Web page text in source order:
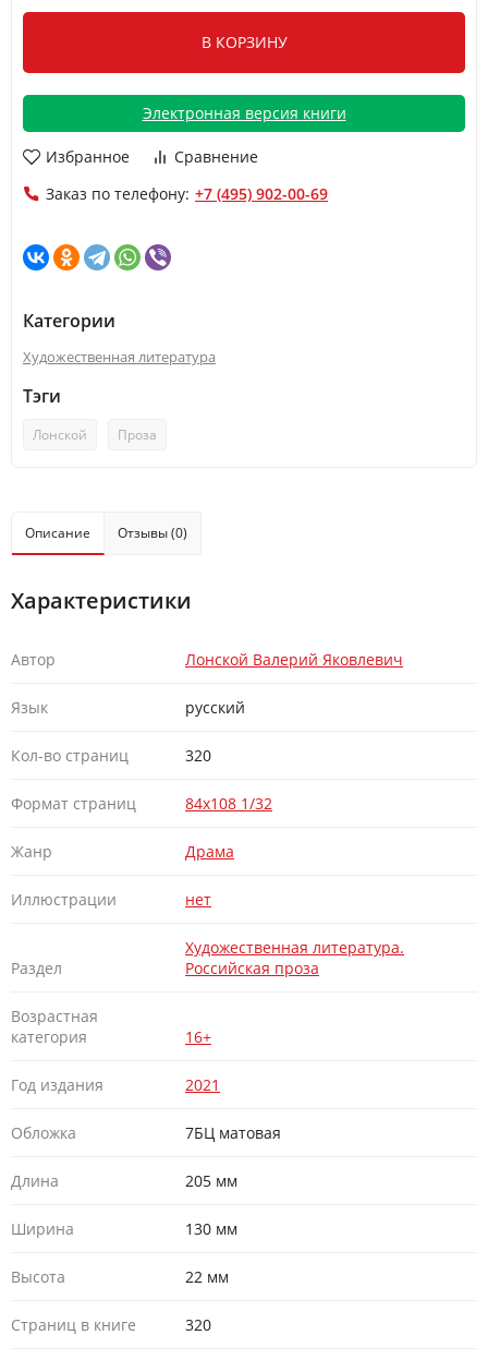
В КОРЗИНУ
Электронная версия книги
Избранное
Сравнение
Заказ по телефону: +7 (495) 902-00-69
Категории
Художественная литература
Тэги
Лонской Проза
Описание Отзывы (0)
Характеристики
Автор Лонской Валерий Яковлевич
Язык русский
Кол-во страниц 320
Формат страниц 84х108 1/32
Жанр Драма
Иллюстрации нет
Раздел
Художественная литература.
Российская проза
Возрастная
категория
16+
Год издания 2021
Обложка 7БЦ матовая
Длина 205 мм
Ширина 130 мм
Высота 22 мм
Страниц в книге 320